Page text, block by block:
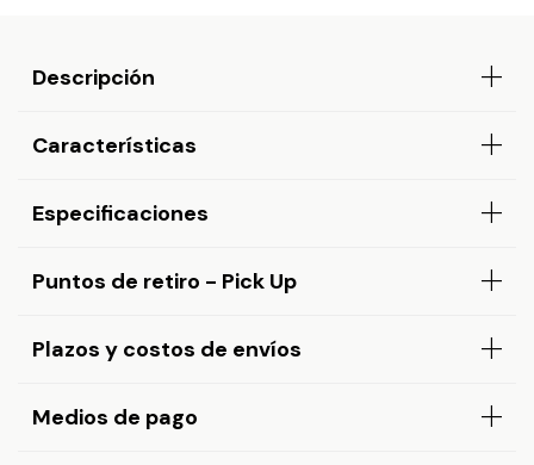
Descripción
Características
Especificaciones
Puntos de retiro - Pick Up
Plazos y costos de envíos
Medios de pago